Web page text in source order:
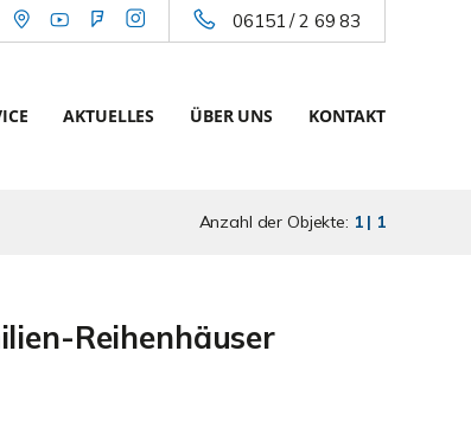
06151 / 2 69 83
AKTUELLES ÜBER UNS KONTAKT
Anzahl der Objekte: 1 | 1
Reihenhäuser